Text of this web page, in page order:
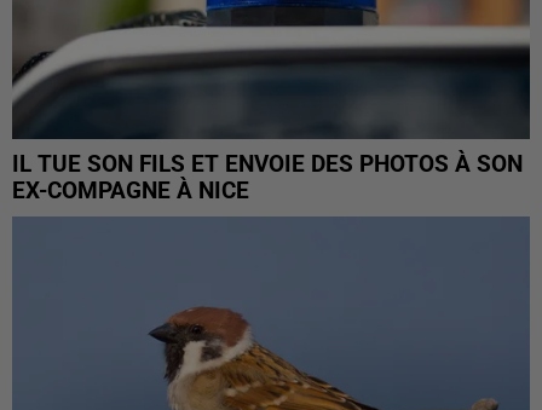
IL TUE SON FILS ET ENVOIE DES PHOTOS À SON
EX-COMPAGNE À NICE